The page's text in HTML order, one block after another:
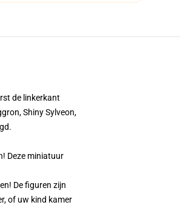
de linkerkant
Shiny Sylveon,
Deze miniatuur
De figuren zijn
of uw kind kamer